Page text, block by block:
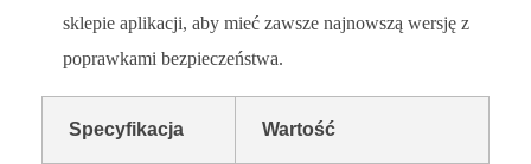
sklepie aplikacji, aby mieć zawsze najnowszą wersję z
poprawkami bezpieczeństwa.
Specyfikacja Wartość